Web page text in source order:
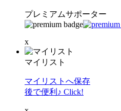
プレミアムサポーター
x
マイリスト
マイリストへ保存
後で便利♪ Click!